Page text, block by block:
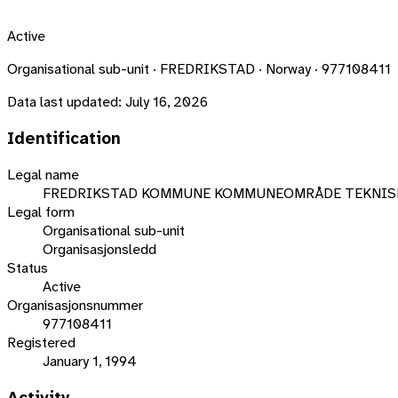
Active
Organisational sub-unit · FREDRIKSTAD · Norway · 977108411
Data last updated: July 16, 2026
Identification
Legal name
FREDRIKSTAD KOMMUNE KOMMUNEOMRÅDE
Legal form
Organisational sub-unit
Organisasjonsledd
Status
Active
Organisasjonsnummer
977108411
Registered
January 1, 1994